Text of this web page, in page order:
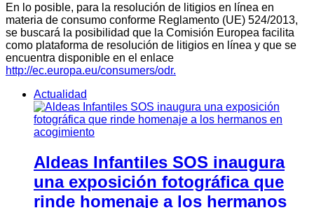
En lo posible, para la resolución de litigios en línea en
materia de consumo conforme Reglamento (UE) 524/2013,
se buscará la posibilidad que la Comisión Europea facilita
como plataforma de resolución de litigios en línea y que se
encuentra disponible en el enlace
http://ec.europa.eu/consumers/odr.
Actualidad
Aldeas Infantiles SOS inaugura
una exposición fotográfica que
rinde homenaje a los hermanos